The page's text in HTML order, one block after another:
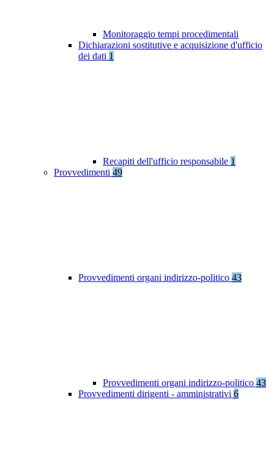
Monitoraggio tempi procedimentali
Dichiarazioni sostitutive e acquisizione d'ufficio
dei dati 1
Recapiti dell'ufficio responsabile 1
Provvedimenti 49
Provvedimenti organi indirizzo-politico 43
Provvedimenti organi indirizzo-politico 43
Provvedimenti dirigenti - amministrativi 6